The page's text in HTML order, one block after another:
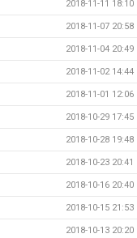
2018-11-11 18:10
2018-11-07 20:58
2018-11-04 20:49
2018-11-02 14:44
2018-11-01 12:06
2018-10-29 17:45
2018-10-28 19:48
2018-10-23 20:41
2018-10-16 20:40
2018-10-15 21:53
2018-10-13 20:20